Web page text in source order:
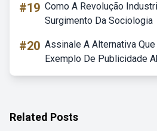
#19 Como A Revolução
Surgimento Da Sociologia
#20 Assinale A Alternativa
Exemplo De Publicidade
Related Posts